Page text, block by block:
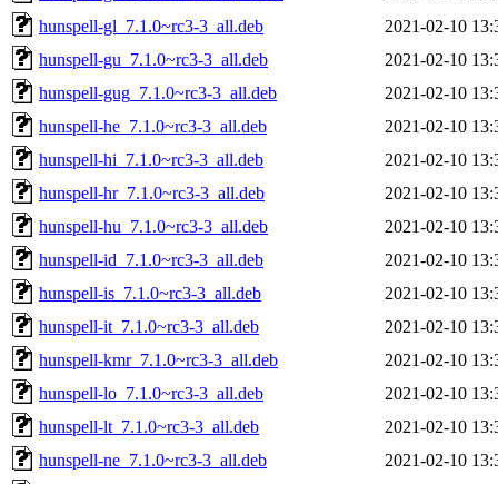
hunspell-gl_7.1.0~rc3-3_all.deb
2021-02-10
hunspell-gu_7.1.0~rc3-3_all.deb
2021-02-10
hunspell-gug_7.1.0~rc3-3_all.deb
2021-02-10
hunspell-he_7.1.0~rc3-3_all.deb
2021-02-10
hunspell-hi_7.1.0~rc3-3_all.deb
2021-02-10
hunspell-hr_7.1.0~rc3-3_all.deb
2021-02-10
hunspell-hu_7.1.0~rc3-3_all.deb
2021-02-10
hunspell-id_7.1.0~rc3-3_all.deb
2021-02-10
hunspell-is_7.1.0~rc3-3_all.deb
2021-02-10
hunspell-it_7.1.0~rc3-3_all.deb
2021-02-10
hunspell-kmr_7.1.0~rc3-3_all.deb
2021-02-10
hunspell-lo_7.1.0~rc3-3_all.deb
2021-02-10
hunspell-lt_7.1.0~rc3-3_all.deb
2021-02-10
hunspell-ne_7.1.0~rc3-3_all.deb
2021-02-10